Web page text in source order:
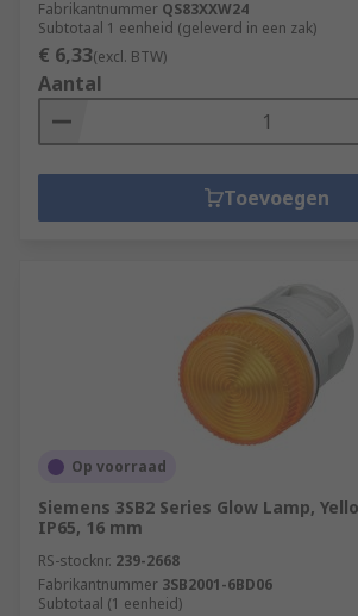
Fabrikantnummer QS83XXW24
Subtotaal 1 eenheid (geleverd in een zak)
€ 6,33(excl. BTW)
Aantal
Toevoegen
Op voorraad
Siemens 3SB2 Series Glow Lamp,
IP65, 16 mm
RS-stocknr. 239-2668
Fabrikantnummer 3SB2001-6BD06
Subtotaal (1 eenheid)